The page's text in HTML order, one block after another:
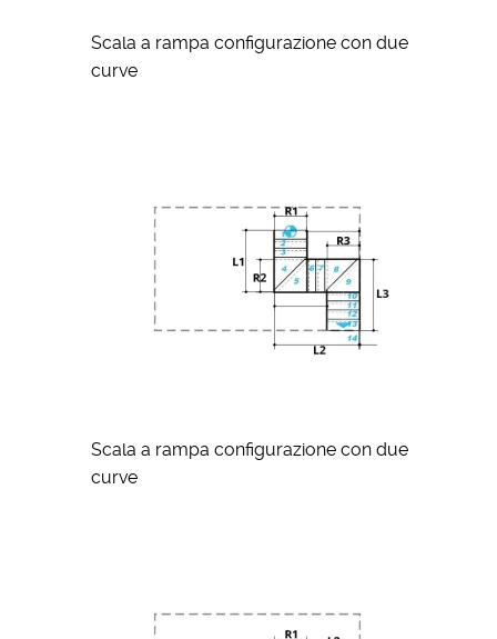
Scala a rampa configurazione con due
curve
Scala a rampa configurazione con due
curve